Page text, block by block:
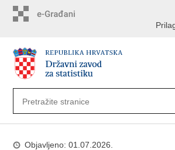
Objavljeno: 01.07.2026.